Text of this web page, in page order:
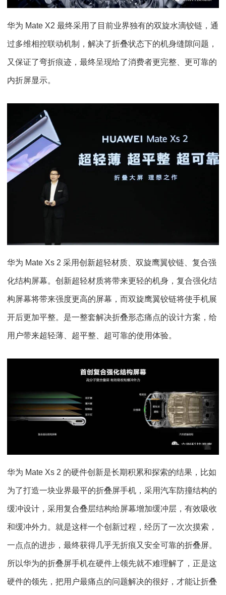
华为 Mate X2 最终采用了目前业界独有的双旋水滴铰链，通
过多维相控联动机制，解决了折叠状态下的机身缝隙问题，
又保证了弯折痕迹，最终呈现给了消费者更完整、更可靠的
内折屏显示。
华为 Mate Xs 2 采用创新超轻材质、双旋鹰翼铰链、复合强
化结构屏幕。创新超轻材质将带来更轻的机身，复合强化结
构屏幕将带来强度更高的屏幕，而双旋鹰翼铰链将使手机展
开后更加平整。是一整套解决折叠形态痛点的设计方案，给
用户带来超轻薄、超平整、超可靠的使用体验。
华为 Mate Xs 2 的硬件创新是长期积累和探索的结果，比如
为了打造一块业界最平的折叠屏手机，采用汽车防撞结构的
缓冲设计，采用复合叠层结构给屏幕增加缓冲层，有效吸收
和缓冲外力。就是这样一个创新过程，经历了一次次摸索，
一点点的进步，最终获得几乎无折痕又安全可靠的折叠屏。
所以华为的折叠屏手机在硬件上领先就不难理解了，正是这
硬件的领先，把用户最痛点的问题解决的很好，才能让折叠